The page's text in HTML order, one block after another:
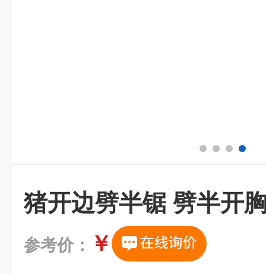
猪开边劈半锯 劈半开
参考价： ￥